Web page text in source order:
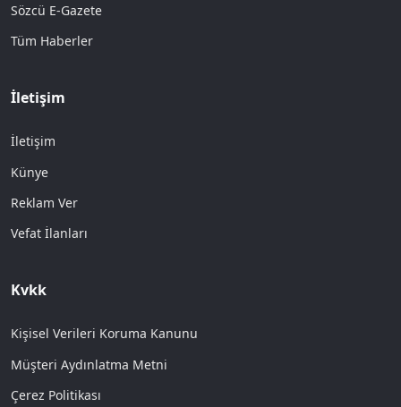
Sözcü E-Gazete
Tüm Haberler
İletişim
İletişim
Künye
Reklam Ver
Vefat İlanları
Kvkk
Kişisel Verileri Koruma Kanunu
Müşteri Aydınlatma Metni
Çerez Politikası